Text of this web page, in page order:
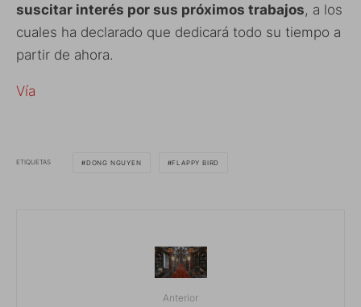
suscitar interés por sus próximos trabajos, a los
cuales ha declarado que dedicará todo su tiempo a
partir de ahora.
Vía
ETIQUETAS DONG NGUYEN FLAPPY BIRD
Anterior